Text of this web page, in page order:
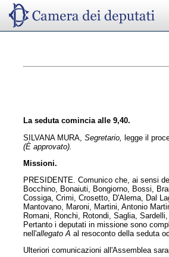
La seduta comincia alle 9,40.
SILVANA MURA,Segretario, legge il
(È approvato).
Missioni.
PRESIDENTE. Comunico che, ai sensi
Bocchino, Bonaiuti, Bongiorno, Bossi,
Cossiga, Crimi, Crosetto, D'Alema, Dal
Mantovano, Maroni, Martini, Antonio
Romani, Ronchi, Rotondi, Saglia,
Pertanto i deputati in missione sono
nell'allegato A al resoconto della seduta
Ulteriori comunicazioni all'Assemblea